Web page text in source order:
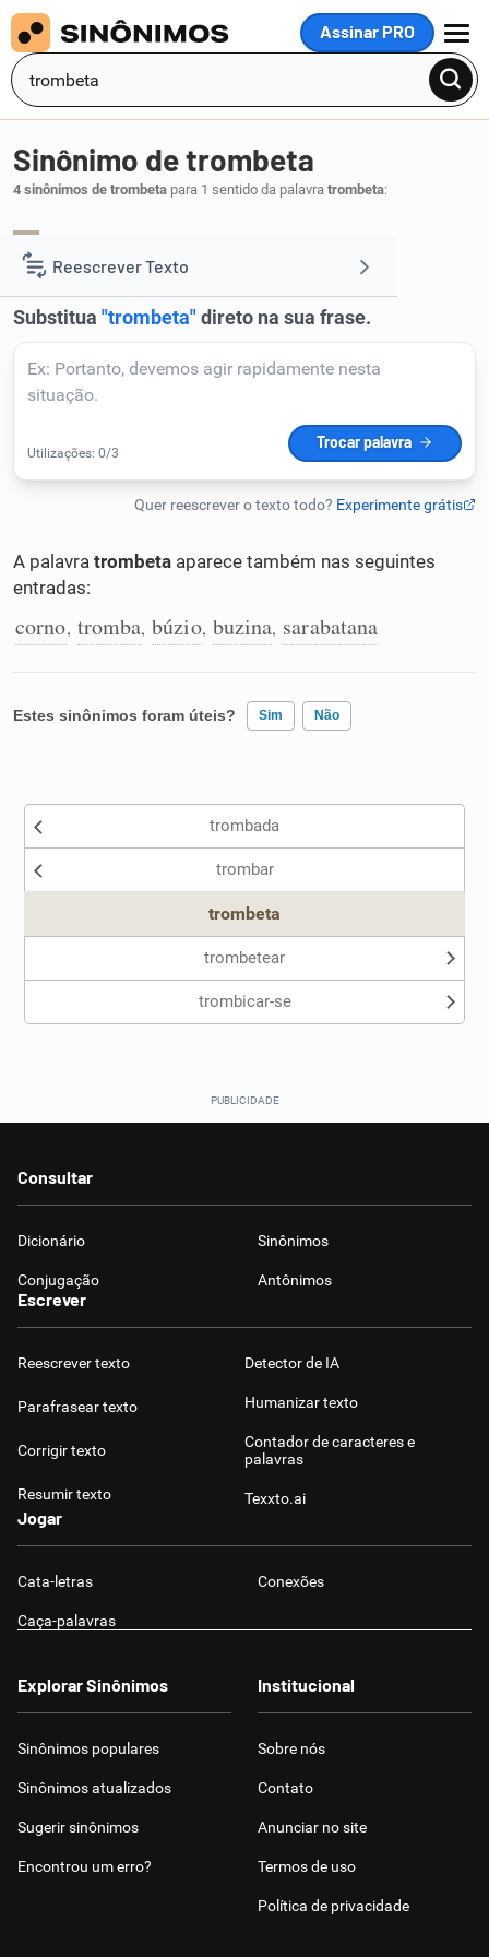
Assinar PRO
MENU
Reescrever Texto
Resumir Texto
Corrigir Texto
Detector de IA
Humanizador de IA
Cata-letras
Sinônimos
Sinônimo de trombeta
4 sinônimos de trombeta para 1 sentido da palavra trombeta:
A palavra trombeta aparece também nas seguintes
entradas:
corno, tromba, búzio, buzina, sarabatana
Estes sinônimos foram úteis? Sim Não
Nenhum dos sinônimos apresentados me ajudou
trombada
trombar
trombeta
trombetear
trombicar-se
Consultar
Dicionário Sinônimos
Conjugação Antônimos
Escrever
Reescrever texto
Parafrasear texto
Corrigir texto
Resumir texto
Detector de IA
Humanizar texto
Contador de caracteres e
palavras
Texxto.ai
Jogar
Cata-letras Conexões
Caça-palavras
Explorar Sinônimos
Sinônimos populares
Sinônimos atualizados
Sugerir sinônimos
Encontrou um erro?
Institucional
Sobre nós
Contato
Anunciar no site
Termos de uso
Política de privacidade